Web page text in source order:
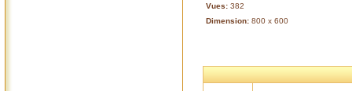
Vues: 382
Dimension: 800 x 600